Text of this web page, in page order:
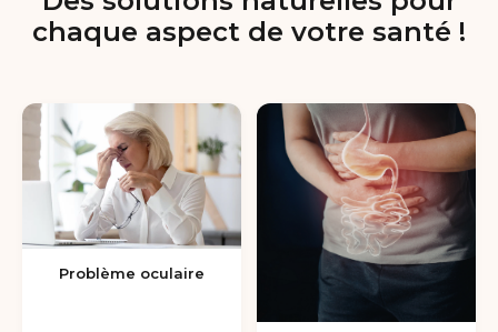
chaque aspect de votre santé !
Problème oculaire